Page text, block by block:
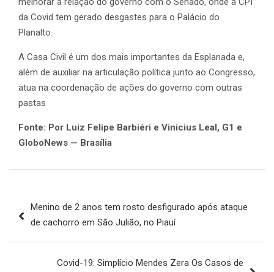
da Covid tem gerado desgastes para o Palácio do
Planalto.
A Casa Civil é um dos mais importantes da Esplanada e,
além de auxiliar na articulação política junto ao Congresso,
atua na coordenação de ações do governo com outras
pastas
Fonte: Por Luiz Felipe Barbiéri e Vinicius Leal, G1 e
GloboNews — Brasília
de
Menino de 2 anos tem rosto desfigurado após ataque
de cachorro em São Julião, no Piauí
Covid-19: Simplício Mendes Zera Os Casos de